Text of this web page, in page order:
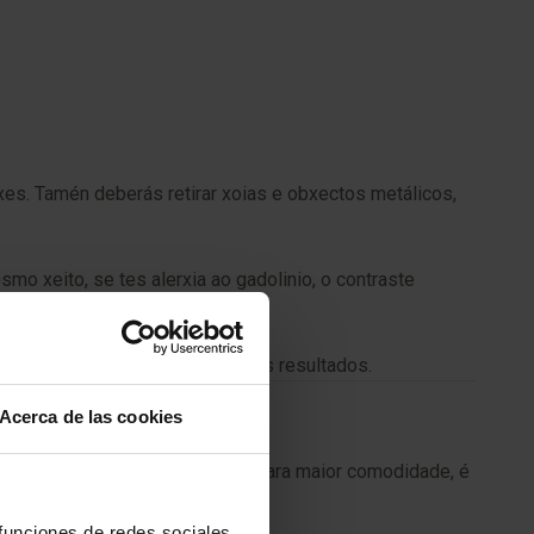
Acerca de las cookies
Tamén deberás retirar xoias e obxectos metálicos,
xeito, se tes alerxia ao gadolinio, o contraste
pode mellorar a precisión dos resultados.
obter imaxes máis precisas. Para maior comodidade, é